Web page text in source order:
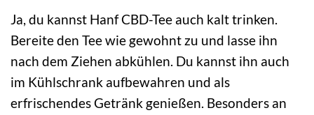
Ja, du kannst Hanf CBD-Tee auch kalt trinken.
Bereite den Tee wie gewohnt zu und lasse ihn
nach dem Ziehen abkühlen. Du kannst ihn auch
im Kühlschrank aufbewahren und als
erfrischendes Getränk genießen. Besonders an